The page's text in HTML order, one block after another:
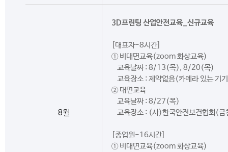
8월
3D프린팅 산업안전교육_신규교육
[대표자-8시간]
① 비대면교육(zoom 화상교육)
교육날짜 : 8/13(목), 8/20(목)
교육장소 : 제약없음(카메라 있는 기
② 대면교육
교육날짜 : 8/27(목)
교육장소 : (사)한국안전보건협회(금
[종업원-16시간]
① 비대면교육(zoom 화상교육)